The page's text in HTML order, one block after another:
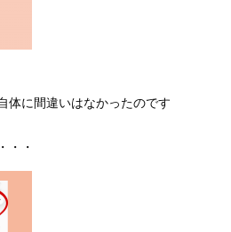
体に間違いはなかったのです
・・